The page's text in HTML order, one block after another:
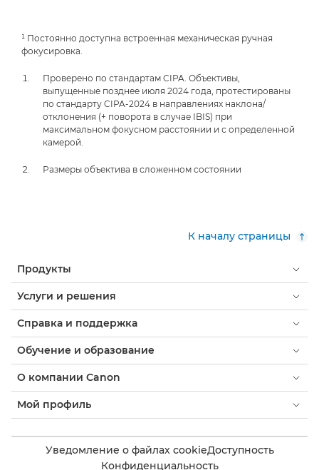
¹ Постоянно доступна встроенная механическая ручная
фокусировка.
Проверено по стандартам CIPA. Объективы,
выпущенные позднее июля 2024 года, протестированы
по стандарту CIPA-2024 в направлениях наклона/
отклонения (+ поворота в случае IBIS) при
максимальном фокусном расстоянии и с определенной
камерой.
Размеры объектива в сложенном состоянии
К началу страницы
Продукты
Услуги и решения
Справка и поддержка
Обучение и образование
О компании Canon
Мой профиль
Уведомление о файлах cookieДоступность
Конфиденциальность